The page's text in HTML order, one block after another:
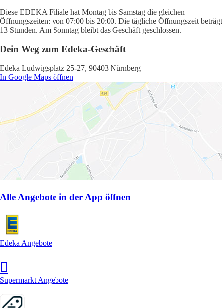
Diese EDEKA Filiale hat Montag bis Samstag die gleichen
Öffnungszeiten: von 07:00 bis 20:00. Die tägliche Öffnungszeit beträgt
13 Stunden. Am Sonntag bleibt das Geschäft geschlossen.
Dein Weg zum Edeka-Geschäft
Edeka Ludwigsplatz 25-27, 90403 Nürnberg
In Google Maps öffnen
Alle Angebote in der App öffnen
Edeka Angebote
Supermarkt Angebote